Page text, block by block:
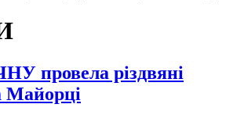
провела різдвяні
Майорці